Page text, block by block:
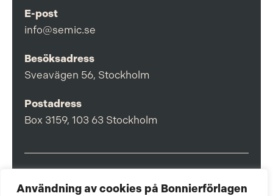
Användning av cookies på Bonnierförlagen
E-post
info@semic.se
Besöksadress
Sveavägen 56, Stockholm
Postadress
Box 3159, 103 63 Stockholm
Om Bonnierförlagen